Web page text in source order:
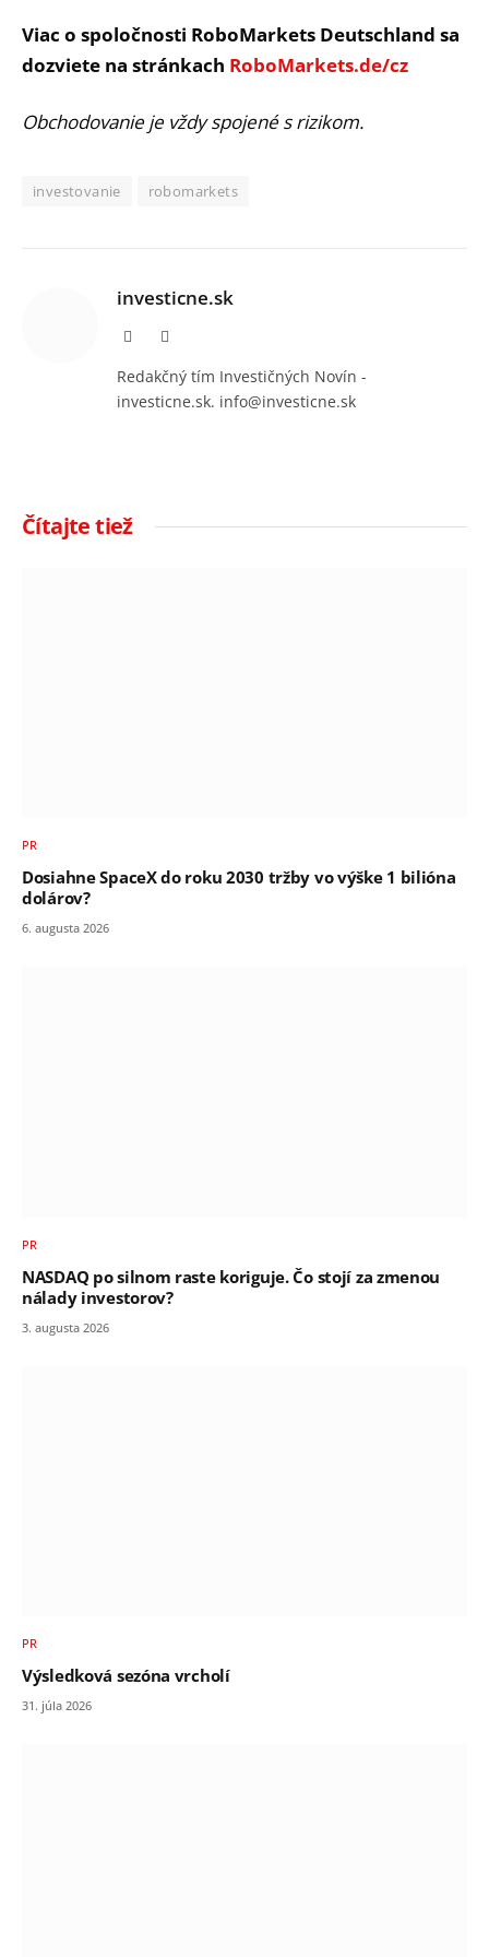
Viac o spoločnosti RoboMarkets Deutschland sa
dozviete na stránkach RoboMarkets.de/cz
Obchodovanie je vždy spojené s rizikom.
investovanie robomarkets
investicne.sk
Facebook
Redakčný tím Investičných Novín -
investicne.sk. info@investicne.sk
Čítajte tiež
PR
Dosiahne SpaceX do roku 2030 tržby vo výške 1 bilióna
dolárov?
6. augusta 2026
PR
NASDAQ po silnom raste koriguje. Čo stojí za zmenou
nálady investorov?
3. augusta 2026
PR
Výsledková sezóna vrcholí
31. júla 2026